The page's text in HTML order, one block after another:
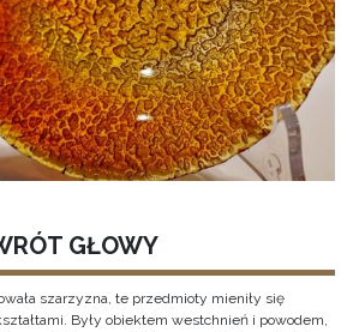
GŁOWY
szarzyzna, te przedmioty mieniły się
Były obiektem westchnień i powodem,